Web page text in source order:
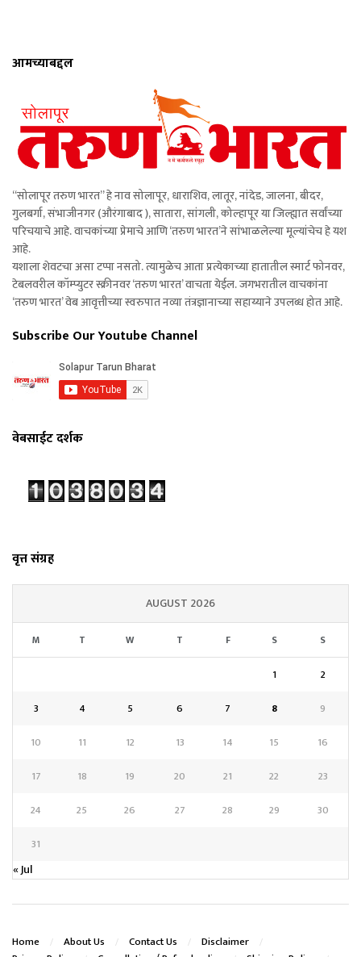
आमच्याबद्दल
“सोलापूर तरुण भारत” हे नाव सोलापूर, धाराशिव, लातूर, नांदेड, जालना, बीदर,
गुलबर्गा, संभाजीनगर (औरंगाबाद ), सातारा, सांगली, कोल्हापूर या जिल्ह्यात सर्वांच्या
परिचयाचे आहे. वाचकांच्या प्रेमाचे आणि ‘तरुण भारत’ने सांभाळलेल्या मूल्यांचेच हे यश
आहे.
यशाला शेवटचा असा टप्पा नसतो. त्यामुळेच आता प्रत्येकाच्या हातातील स्मार्ट फोनवर,
टेबलवरील कॉम्प्युटर स्क्रीनवर ‘तरुण भारत’ वाचता येईल. जगभरातील वाचकांना
‘तरुण भारत’ वेब आवृत्तीच्या स्वरुपात नव्या तंत्रज्ञानाच्या सहाय्याने उपलब्ध होत आहे.
Subscribe Our Youtube Channel
वेबसाईट दर्शक
वृत्त संग्रह
AUGUST 2026
M T W T F S S
1
2
3
4 5 6 7 8
9
10
11 12 13 14 15
16
17
18 19 20 21 22
23
24
25 26 27 28 29
30
31
« Jul
Home About Us Contact Us
Disclaimer